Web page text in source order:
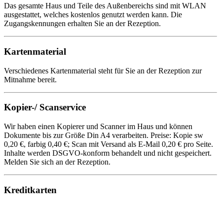
Das gesamte Haus und Teile des Außenbereichs sind mit WLAN
ausgestattet, welches kostenlos genutzt werden kann. Die
Zugangskennungen erhalten Sie an der Rezeption.
Kartenmaterial
Verschiedenes Kartenmaterial steht für Sie an der Rezeption zur
Mitnahme bereit.
Kopier-/ Scanservice
Wir haben einen Kopierer und Scanner im Haus und können
Dokumente bis zur Größe Din A4 verarbeiten. Preise: Kopie sw
0,20 €, farbig 0,40 €; Scan mit Versand als E-Mail 0,20 € pro Seite.
Inhalte werden DSGVO-konform behandelt und nicht gespeichert.
Melden Sie sich an der Rezeption.
Kreditkarten